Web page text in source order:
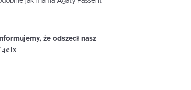
że odszedł nasz